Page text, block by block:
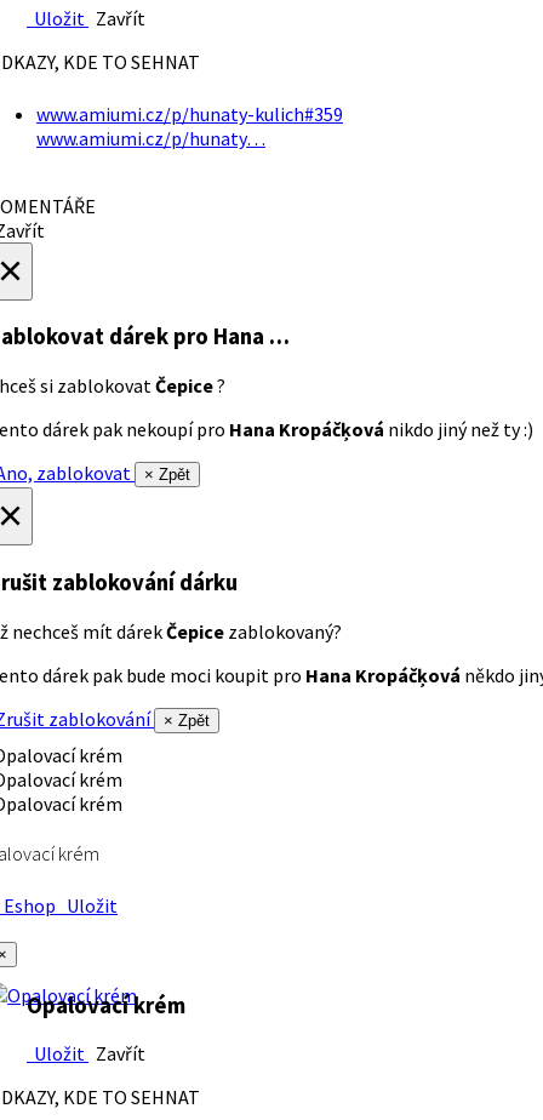
Uložit Zavřít
KDE TO SEHNAT
www.amiumi.cz/p/hunaty-kulich#359
www.amiumi.cz/p/hunaty…
dárek pro Hana …
si zablokovatČepice?
dárek pak nekoupí pro Hana Kropáčķová nikdo jiný než ty :)
zablokovat
× Zpět
zablokování dárku
nechceš mít dárekČepice zablokovaný?
dárek pak bude moci koupit pro Hana Kropáčķová někdo
zablokování
× Zpět
krém
Uložit
Opalovací krém
Uložit Zavřít
KDE TO SEHNAT